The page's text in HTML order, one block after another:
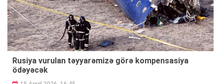
Rusiya vurulan təyyarəmizə görə kompensasiya
ödəyəcək